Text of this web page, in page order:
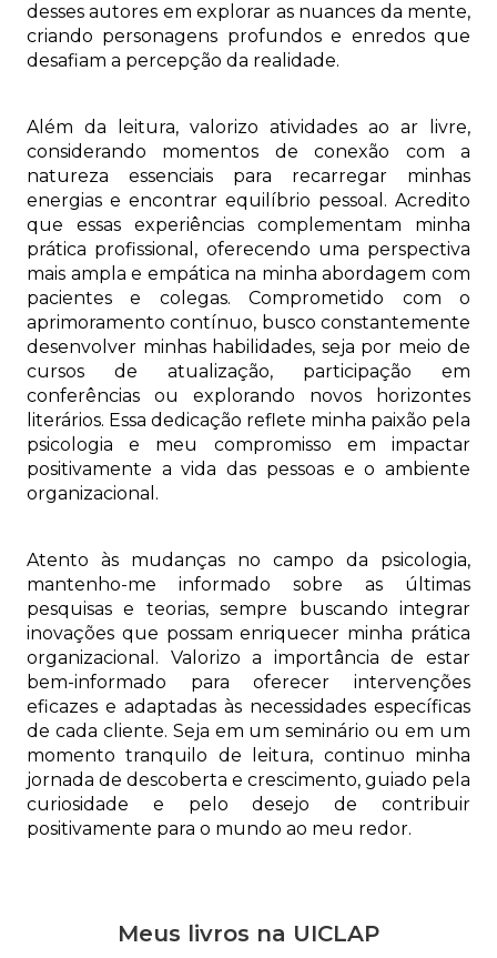
desses autores em explorar as nuances da mente,
criando personagens profundos e enredos que
desafiam a percepção da realidade.
Além da leitura, valorizo atividades ao ar livre,
considerando momentos de conexão com a
natureza essenciais para recarregar minhas
energias e encontrar equilíbrio pessoal. Acredito
que essas experiências complementam minha
prática profissional, oferecendo uma perspectiva
mais ampla e empática na minha abordagem com
pacientes e colegas. Comprometido com o
aprimoramento contínuo, busco constantemente
desenvolver minhas habilidades, seja por meio de
cursos de atualização, participação em
conferências ou explorando novos horizontes
literários. Essa dedicação reflete minha paixão pela
psicologia e meu compromisso em impactar
positivamente a vida das pessoas e o ambiente
organizacional.
Atento às mudanças no campo da psicologia,
mantenho-me informado sobre as últimas
pesquisas e teorias, sempre buscando integrar
inovações que possam enriquecer minha prática
organizacional. Valorizo a importância de estar
bem-informado para oferecer intervenções
eficazes e adaptadas às necessidades específicas
de cada cliente. Seja em um seminário ou em um
momento tranquilo de leitura, continuo minha
jornada de descoberta e crescimento, guiado pela
curiosidade e pelo desejo de contribuir
positivamente para o mundo ao meu redor.
Meus livros na UICLAP